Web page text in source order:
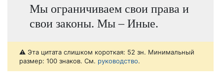
Мы ограничиваем свои права и
свои законы. Мы – Иные.
⚠️ Эта цитата слишком короткая: 52 зн. Минимальный
размер: 100 знаков. См. руководство.